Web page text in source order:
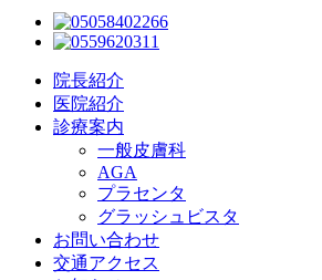
院長紹介
医院紹介
診療案内
一般皮膚科
AGA
プラセンタ
グラッシュビスタ
お問い合わせ
交通アクセス